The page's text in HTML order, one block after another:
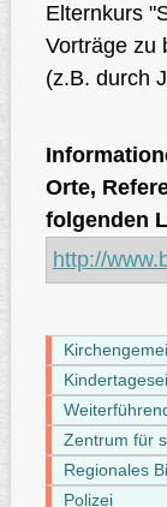
Elternkurs
Vorträge zu
(z.B. durch
Orte,
folgenden
http://
Zentrum für
Regionales
Polizei